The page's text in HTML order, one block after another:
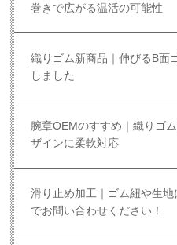
巻きで広がる温活の可能性
織りゴム新商品｜伸びるB面
しました
腕章OEMのすすめ｜織りゴ
ザインに柔軟対応
滑り止め加工｜ゴム紐や生
でお問い合わせください！